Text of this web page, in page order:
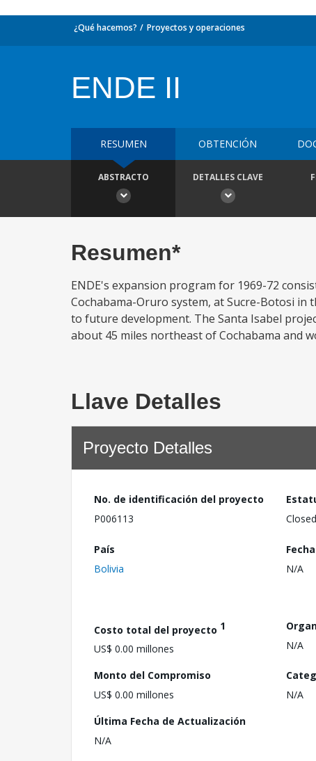
¿Qué hacemos? Proyectos y operaciones
ENDE II
RESUMEN OBTENCIÓN
ABSTRACTO DETALLES CLAVE
Resumen*
ENDE's expansion program for 1969-72
Cochabama-Oruro system, at Sucre-Botosi in
to future development. The Santa Isabel
about 45 miles northeast of Cochabama and
Llave Detalles
Proyecto Detalles
No. de identificación del proyecto
P006113
Closed
País
Bolivia
N/A
Costo total del proyecto 1
US$ 0.00 millones
N/A
Monto del Compromiso
US$ 0.00 millones
N/A
Última Fecha de Actualización
N/A